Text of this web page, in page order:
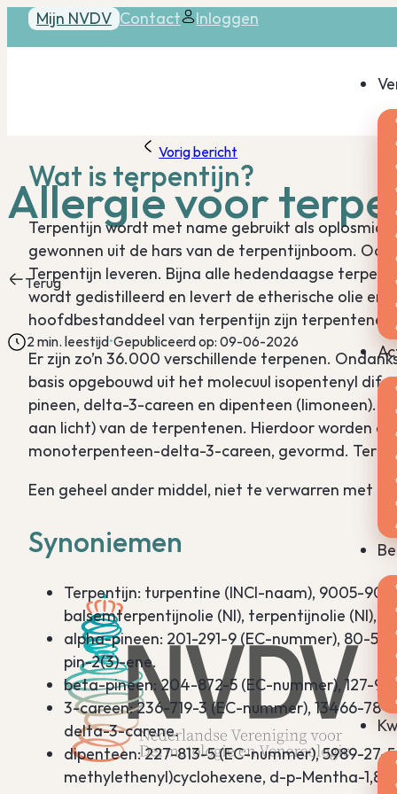
Mijn NVDV Contact Inloggen
Allergie voor
Terug
2 min. leestijd Gepubliceerd op: 09-06-2026
Wat is terpentijn?
Terpentijn wordt met name gebruikt als
gewonnen uit de hars van de terpentijnboom. Ook
Terpentijn leveren. Bijna alle hedendaagse
wordt gedistilleerd en levert de etherische olie en
hoofdbestanddeel van terpentijn zijn terpentenen.
Er zijn zo’n 36.000 verschillende terpenen.
basis opgebouwd uit het molecuul isopentenyl
pineen, delta-3-careen en dipenteen (limoneen).
aan licht) van de terpentenen. Hierdoor worden
monoterpenteen-delta-3-careen, gevormd.
Een geheel ander middel, niet te verwarren met
Synoniemen
Terpentijn: turpentine (INCI-naam), 9005-90-
balsemterpentijnolie (Nl), terpentijnolie (Nl),
alpha-pineen: 201-291-9 (EC-nummer), 80-
pin-2(3)-ene.
beta-pineen: 204-872-5 (EC-nummer), 127-91-
3-careen: 236-719-3 (EC-nummer), 13466-
delta-3-carene.
dipenteen: 227-813-5 (EC-nummer), 5989-
methylethenyl)cyclohexene, d-p-Mentha-1,8-
Vorig bericht